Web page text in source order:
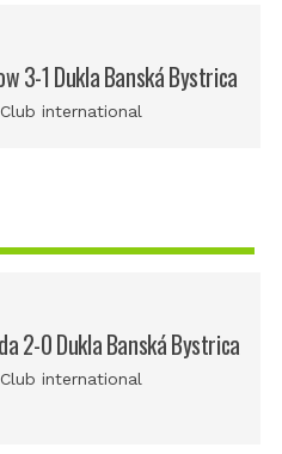
3-1 Dukla Banská Bystrica
international
2-0 Dukla Banská Bystrica
international